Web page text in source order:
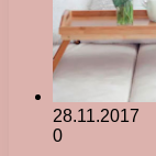
28.11.2017
0